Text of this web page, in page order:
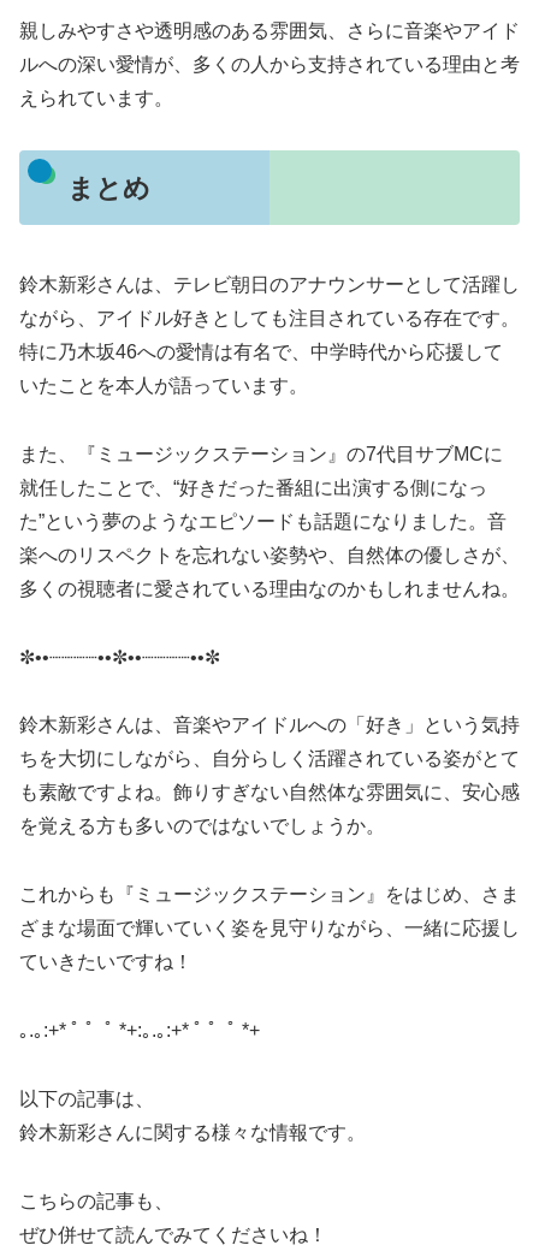
親しみやすさや透明感のある雰囲気、さらに音楽やアイド
ルへの深い愛情が、多くの人から支持されている理由と考
えられています。
まとめ
鈴木新彩さんは、テレビ朝日のアナウンサーとして活躍し
ながら、アイドル好きとしても注目されている存在です。
特に乃木坂46への愛情は有名で、中学時代から応援して
いたことを本人が語っています。
また、『ミュージックステーション』の7代目サブMCに
就任したことで、“好きだった番組に出演する側になっ
た”という夢のようなエピソードも話題になりました。音
楽へのリスペクトを忘れない姿勢や、自然体の優しさが、
多くの視聴者に愛されている理由なのかもしれませんね。
✼••┈┈┈┈••✼••┈┈┈┈••✼
鈴木新彩さんは、音楽やアイドルへの「好き」という気持
ちを大切にしながら、自分らしく活躍されている姿がとて
も素敵ですよね。飾りすぎない自然体な雰囲気に、安心感
を覚える方も多いのではないでしょうか。
これからも『ミュージックステーション』をはじめ、さま
ざまな場面で輝いていく姿を見守りながら、一緒に応援し
ていきたいですね！
｡.｡:+* ﾟ ゜ﾟ *+:｡.｡:+* ﾟ ゜ﾟ *+
以下の記事は、
鈴木新彩さんに関する様々な情報です。
こちらの記事も、
ぜひ併せて読んでみてくださいね！